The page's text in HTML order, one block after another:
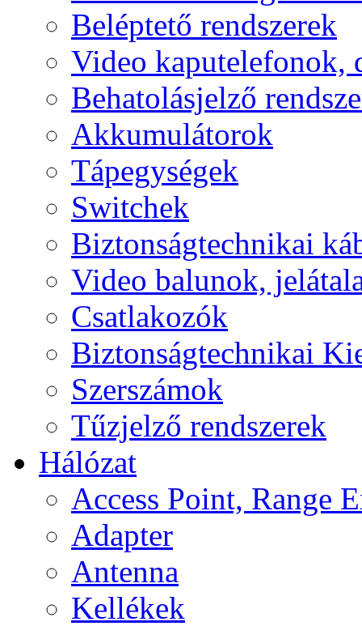
Beléptető rendszerek
Video kaputelefonok,
Behatolásjelző
Akkumulátorok
Tápegységek
Switchek
Biztonságtechnikai
Video balunok,
Csatlakozók
Biztonságtechnikai
Szerszámok
Tűzjelző rendszerek
Hálózat
Access Point, Range
Adapter
Antenna
Kellékek